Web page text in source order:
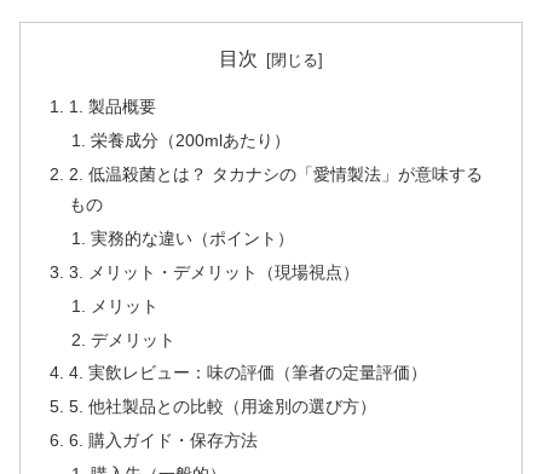
目次
1. 製品概要
栄養成分（200mlあたり）
2. 低温殺菌とは？ タカナシの「愛情製法」が意味する
もの
実務的な違い（ポイント）
3. メリット・デメリット（現場視点）
メリット
デメリット
4. 実飲レビュー：味の評価（筆者の定量評価）
5. 他社製品との比較（用途別の選び方）
6. 購入ガイド・保存方法